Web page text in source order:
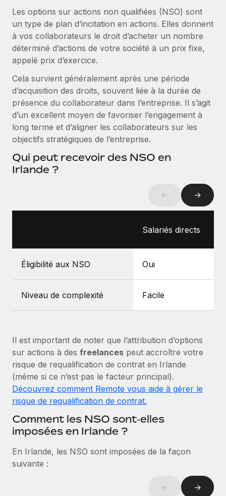
Achetez et suivez vos équipements informatiques
dans le monde entier
Création d’entité
Établissez des entités rapidement et en toute
Mobilité et déménagement international
Organisez facilement le déménagement de vos
employés
Avantages sociaux
Gérez facilement les avantages sociaux
Gestion des freelances
Taxes
Explorer le blog
BLOG
Mises à jour des produits de Remote :
Intégrations Gusto et Xero et Gestion des
freelances Plus
toute taille à embaucher, gérer et payer...
répartis dans 19 pays grâce à Remote
Les options sur actions non qualifiées (NSO) sont
un type de plan d’incitation en actions. Elles donnent
à vos collaborateurs le droit d’acheter un nombre
déterminé d’actions de votre société à un prix fixe,
appelé prix d’exercice.
Cela survient généralement après une période
d’acquisition des droits, souvent liée à la durée de
présence du collaborateur dans l’entreprise. Il s’agit
d’un excellent moyen de favoriser l’engagement à
long terme et d’aligner les collaborateurs sur les
objectifs stratégiques de l’entreprise.
Qui peut recevoir des NSO en
Irlande ?
← →
Salariés directs
Éligibilité aux NSO Oui
Niveau de complexité Facile
Il est important de noter que l’attribution d’options
sur actions à des freelances peut accroître votre
risque de requalification de contrat en Irlande
(même si ce n’est pas le facteur principal).
Découvrez comment Remote vous aide à gérer le
risque de requalification de contrat.
Comment les NSO sont‑elles
imposées en Irlande ?
En Irlande, les NSO sont imposées de la façon
suivante :
← →